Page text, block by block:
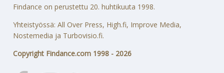
Findance on perustettu 20. huhtikuuta 1998.
Yhteistyössä: All Over Press, High.fi, Improve Media,
Nostemedia ja Turbovisio.fi.
Copyright Findance.com 1998 - 2026